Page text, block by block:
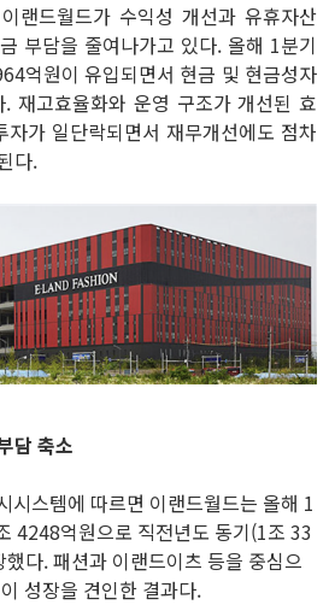
랜드월드가 수익성 개선과 유휴자산
부담을 줄여나가고 있다. 올해 1분기
억원이 유입되면서 현금 및 현금성자
재고효율화와 운영 구조가 개선된 효
가 일단락되면서 재무개선에도 점차
다.
담 축소
시스템에 따르면 이랜드월드는 올해 1
4248억원으로 직전년도 동기(1조 33
다. 패션과 이랜드이츠 등을 중심으
성장을 견인한 결과다.